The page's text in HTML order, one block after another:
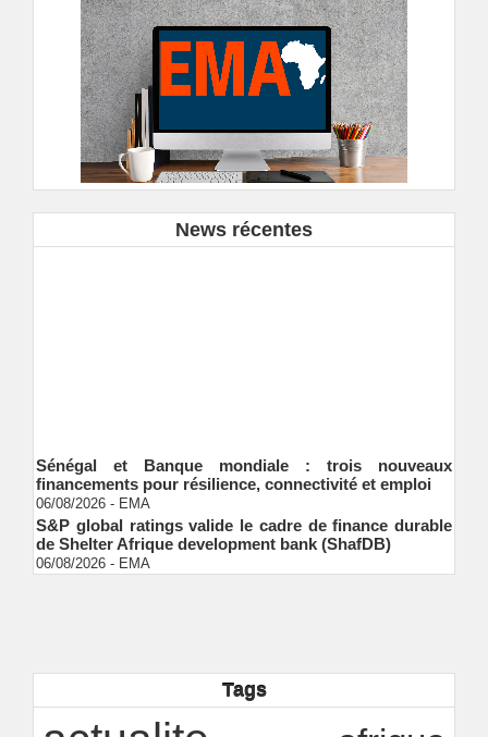
News récentes
Sénégal et Banque mondiale : trois nouveaux
financements pour résilience, connectivité et emploi
06/08/2026 -EMA
S&P global ratings valide le cadre de finance durable
de Shelter Afrique development bank (ShafDB)
06/08/2026 -EMA
Industrialisation verte au Sénégal : comment
transparence locale, impact national
Ndakhté M. GAYE
innovation
Tags